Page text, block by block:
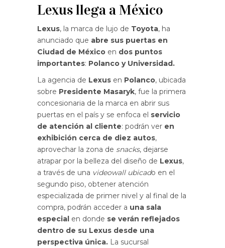
Lexus llega a México
Lexus, la marca de lujo de Toyota, ha
anunciado que abre sus puertas en
Ciudad de México en dos puntos
importantes: Polanco y Universidad.
La agencia de Lexus en Polanco, ubicada
sobre Presidente Masaryk, fue la primera
concesionaria de la marca en abrir sus
puertas en el país y se enfoca el servicio
de atención al cliente: podrán ver en
exhibición cerca de diez autos,
aprovechar la zona de snacks, dejarse
atrapar por la belleza del diseño de Lexus,
a través de una videowall ubicado en el
segundo piso, obtener atención
especializada de primer nivel y al final de la
compra, podrán acceder a una sala
especial en donde se verán reflejados
dentro de su Lexus desde una
perspectiva única. La sucursal